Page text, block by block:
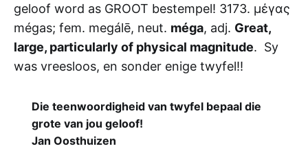
geloof word as GROOT bestempel! 3173. μέγας
mégas; fem. megálē, neut. méga, adj. Great,
large, particularly of physical magnitude. Sy
was vreesloos, en sonder enige twyfel!!
Die teenwoordigheid van twyfel bepaal die
grote van jou geloof!
Jan Oosthuizen